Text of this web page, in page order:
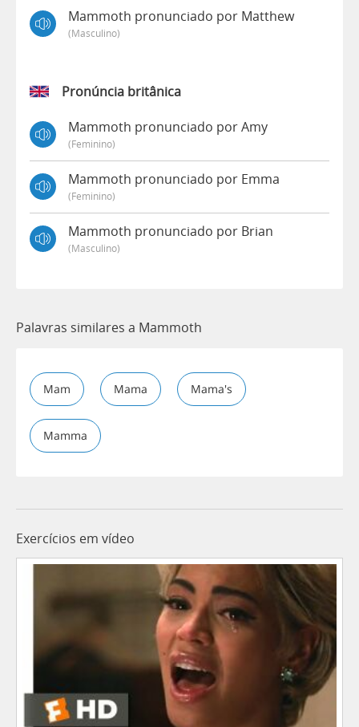
Mammoth pronunciado por Matthew
(masculino)
Pronúncia britânica
Mammoth pronunciado por Amy
(feminino)
Mammoth pronunciado por Emma
(feminino)
Mammoth pronunciado por Brian
(masculino)
Palavras similares a Mammoth
Mam Mama Mama's
Mamma
Exercícios em vídeo